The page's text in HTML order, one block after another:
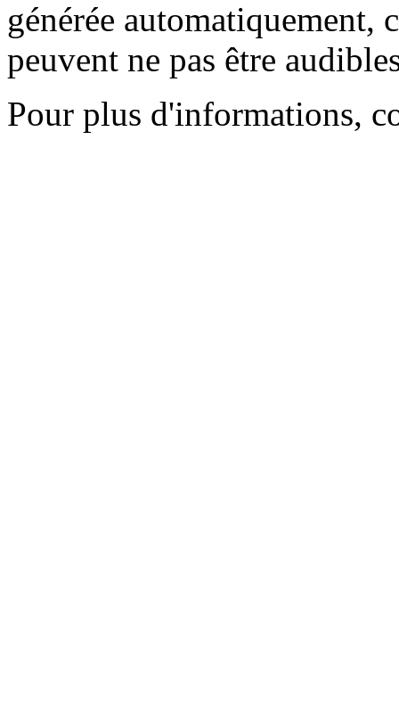
générée automatiquement,
peuvent ne pas être
Pour plus d'informations,